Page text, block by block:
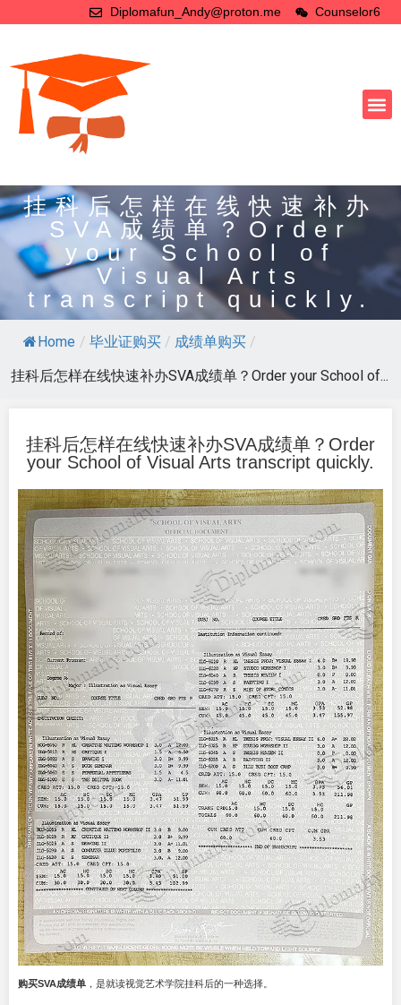
Diplomafun_Andy@proton.me Counselor6
挂科后怎样在线快速补办
SVA成绩单？Order
your School of
Visual Arts
transcript quickly.
Home / 毕业证购买 / 成绩单购买 /
挂科后怎样在线快速补办SVA成绩单？Order your School of...
挂科后怎样在线快速补办SVA成绩单？Order
your School of Visual Arts transcript quickly.
购买SVA成绩单 ，是就读视觉艺术学院挂科后的一种选择。